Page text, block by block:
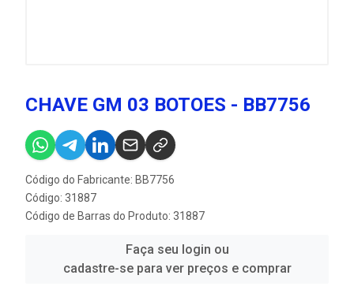
CHAVE GM 03 BOTOES - BB7756
Código do Fabricante: BB7756
Código: 31887
Código de Barras do Produto: 31887
Faça seu login ou
cadastre-se para ver preços e comprar